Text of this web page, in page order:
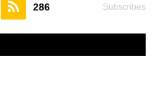
286 Subscribes